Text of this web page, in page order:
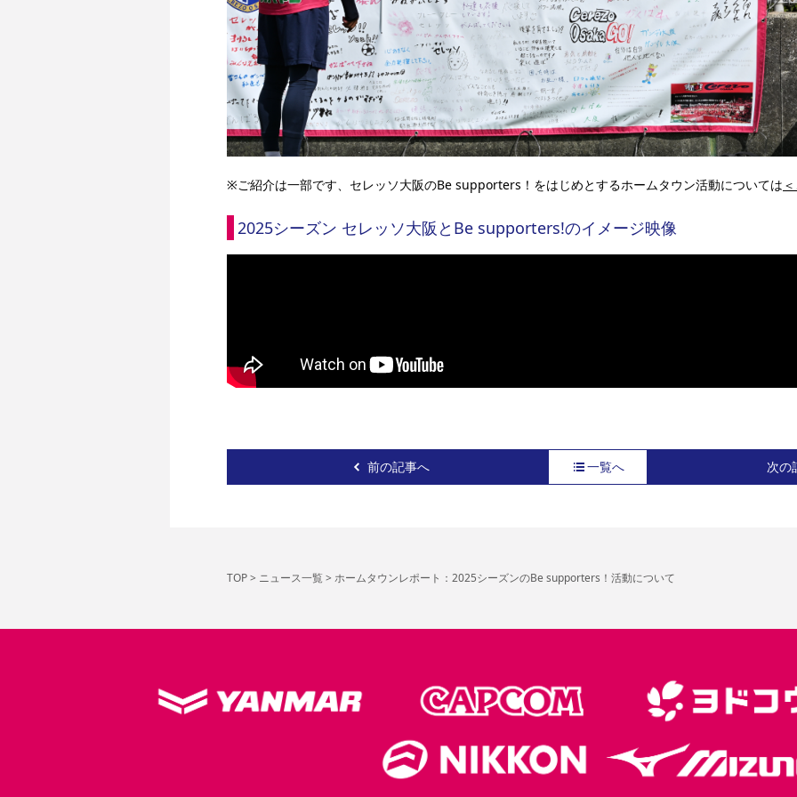
※ご紹介は一部です、セレッソ大阪のBe supporters！をはじめとするホームタウン活動については
2025シーズン セレッソ大阪とBe supporters!のイメージ映像
前の記事へ 一覧へ 次の
TOP> ニュース一覧> ホームタウンレポート：2025シーズンのBe supporters！活動について